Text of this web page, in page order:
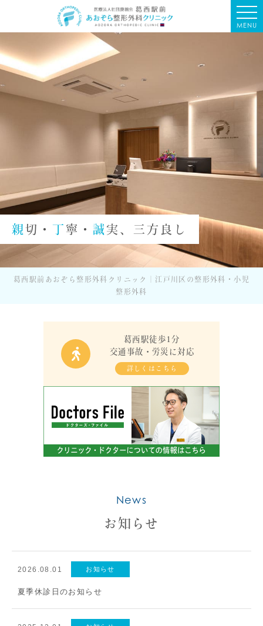
MENU
親 切・ 寧・ 誠 実、三方良し
葛西駅前あおぞら整形外科クリニック｜江戸川区の整形外科・小児
整形外科
葛西駅徒歩1分
交通事故・労災に対応
詳しくはこちら
News
お知らせ
2026.08.01 お知らせ
夏季休診日のお知らせ